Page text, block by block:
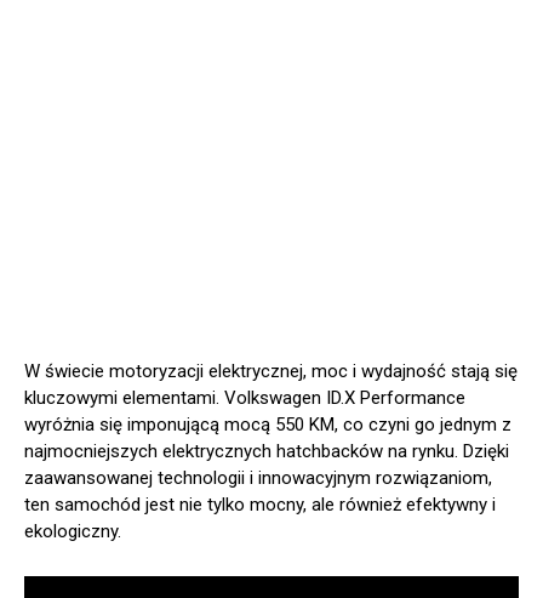
W świecie motoryzacji elektrycznej, moc i wydajność stają się
kluczowymi elementami. Volkswagen ID.X Performance
wyróżnia się imponującą mocą 550 KM, co czyni go jednym z
najmocniejszych elektrycznych hatchbacków na rynku. Dzięki
zaawansowanej technologii i innowacyjnym rozwiązaniom,
ten samochód jest nie tylko mocny, ale również efektywny i
ekologiczny.